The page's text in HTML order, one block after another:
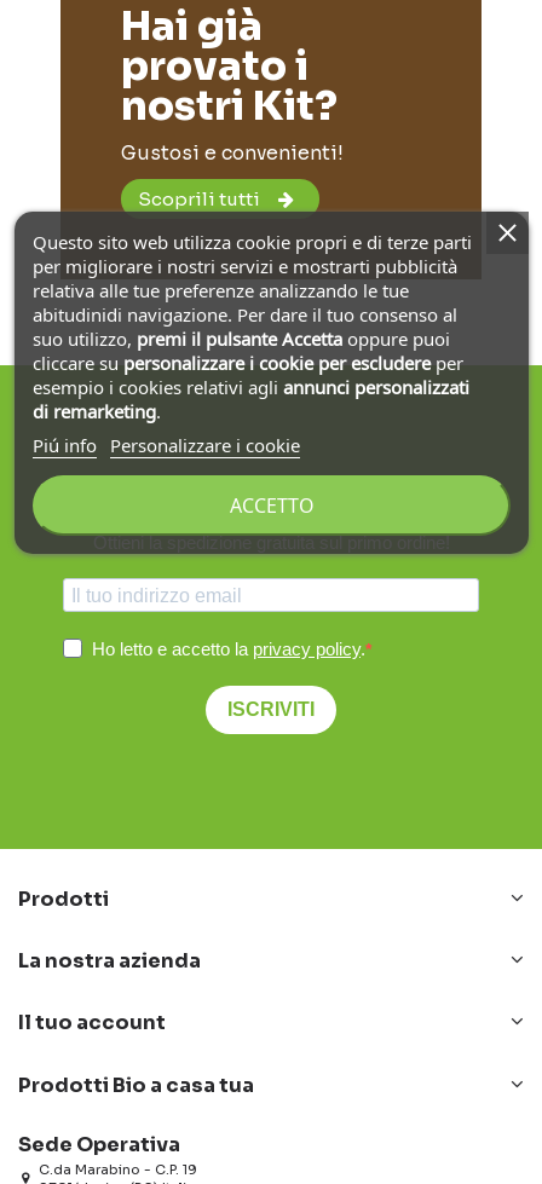
Hai già
provato i
nostri Kit?
Gustosi e convenienti!
Scoprili tutti
Iscriviti alla nostra newsletter
Ottieni la spedizione gratuita sul primo ordine!
Ho letto e accetto la privacy policy.
ISCRIVITI
Prodotti
La nostra azienda
Il tuo account
Prodotti Bio a casa tua
Sede Operativa
C.da Marabino - C.P. 19
Questo sito web utilizza cookie propri e di terze parti
per migliorare i nostri servizi e mostrarti pubblicità
relativa alle tue preferenze analizzando le tue
abitudinidi navigazione. Per dare il tuo consenso al
suo utilizzo, premi il pulsante Accettaoppure puoi
cliccare su personalizzare i cookie per escludereper
esempio i cookies relativi agli annunci personalizzati
di remarketing.
Piú info
Personalizzare i cookie
ACCETTO